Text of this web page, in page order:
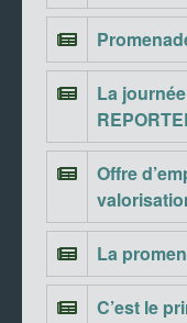
La
Offre
La
C’est le